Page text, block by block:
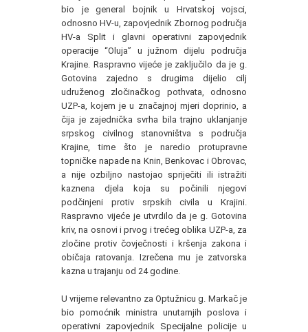
bio je general bojnik u Hrvatskoj vojsci,
odnosno HV-u, zapovjednik Zbornog područja
HV-a Split i glavni operativni zapovjednik
operacije “Oluja” u južnom dijelu područja
Krajine. Raspravno vijeće je zaključilo da je g.
Gotovina zajedno s drugima dijelio cilj
udruženog zločinačkog pothvata, odnosno
UZP-a, kojem je u značajnoj mjeri doprinio, a
čija je zajednička svrha bila trajno uklanjanje
srpskog civilnog stanovništva s područja
Krajine, time što je naredio protupravne
topničke napade na Knin, Benkovac i Obrovac,
a nije ozbiljno nastojao spriječiti ili istražiti
kaznena djela koja su počinili njegovi
podčinjeni protiv srpskih civila u Krajini.
Raspravno vijeće je utvrdilo da je g. Gotovina
kriv, na osnovi i prvog i trećeg oblika UZP-a, za
zločine protiv čovječnosti i kršenja zakona i
običaja ratovanja. Izrečena mu je zatvorska
kazna u trajanju od 24 godine.
U vrijeme relevantno za Optužnicu g. Markač je
bio pomoćnik ministra unutarnjih poslova i
operativni zapovjednik Specijalne policije u